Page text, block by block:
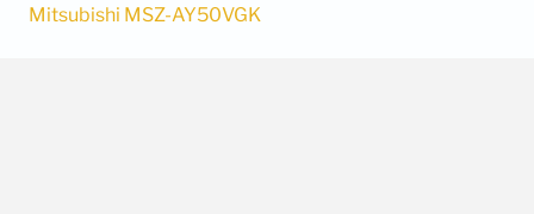
Mitsubishi MSZ-AY50VGK